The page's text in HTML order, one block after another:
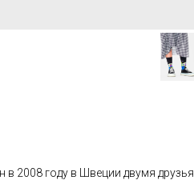
в 2008 году в Швеции двумя